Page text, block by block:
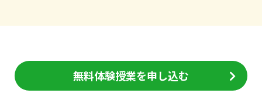
無料体験授業を申し込む